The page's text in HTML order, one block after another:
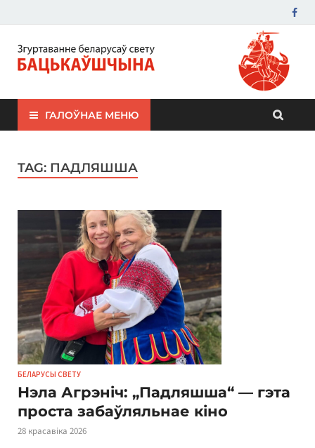
ЗБС "Бацькаўшчына"
ГАЛОЎНАЕ МЕНЮ
TAG: ПАДЛЯШША
БЕЛАРУСЫ СВЕТУ
Нэла Агрэніч: „Падляшша“ — гэта
проста забаўляльнае кіно
28 красавіка 2026